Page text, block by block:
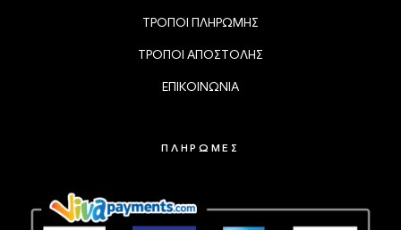
ΤΡΟΠΟΙ ΠΛΗΡΩΜΗΣ
ΤΡΟΠΟΙ ΑΠΟΣΤΟΛΗΣ
ΕΠΙΚΟΙΝΩΝΙΑ
ΠΛΗΡΩΜΕΣ